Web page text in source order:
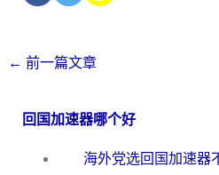
← 前一篇文章
回国加速器哪个好